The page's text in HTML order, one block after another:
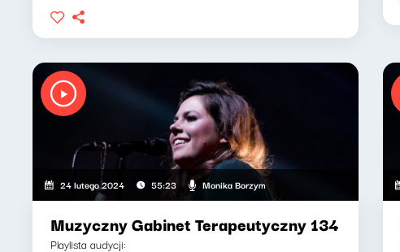
24 lutego 2024 55:23 Monika Borzym
Muzyczny Gabinet Terapeutyczny 134
Playlista audycji: